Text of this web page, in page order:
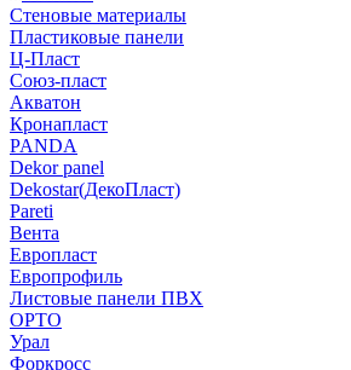
Стеновые материалы
Пластиковые панели
Ц-Пласт
Союз-пласт
Акватон
Кронапласт
PANDA
Dekor panel
Dekostar(ДекоПласт)
Pareti
Вента
Европласт
Европрофиль
Листовые панели ПВХ
ОРТО
Урал
Форкросс